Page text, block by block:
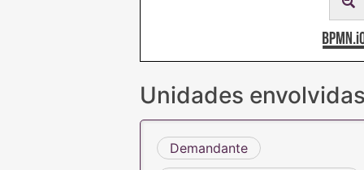
Unidades
Demandante